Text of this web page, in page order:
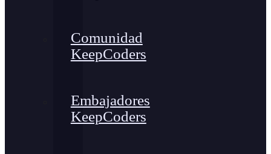
Comunidad
KeepCoders
Embajadores
KeepCoders